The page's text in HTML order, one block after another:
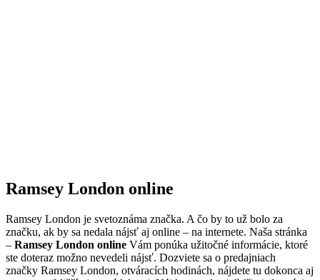
Ramsey London online
Ramsey London je svetoznáma značka. A čo by to už bolo za
značku, ak by sa nedala nájsť aj online – na internete. Naša stránka
– Ramsey London online Vám ponúka užitočné informácie, ktoré
ste doteraz možno nevedeli nájsť. Dozviete sa o predajniach
značky Ramsey London, otváracích hodinách, nájdete tu dokonca aj